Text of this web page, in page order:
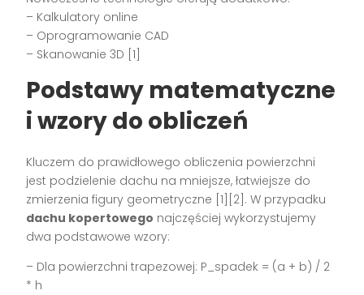
– Kalkulatory online
– Oprogramowanie CAD
– Skanowanie 3D [1]
Podstawy matematyczne
i wzory do obliczeń
Kluczem do prawidłowego obliczenia powierzchni
jest podzielenie dachu na mniejsze, łatwiejsze do
zmierzenia figury geometryczne [1][2]. W przypadku
dachu kopertowego najczęściej wykorzystujemy
dwa podstawowe wzory:
– Dla powierzchni trapezowej: P_spadek = (a + b) / 2
* h